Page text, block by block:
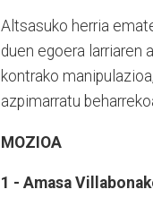
Altsasuko herria
duen egoera larriaren
kontrako
azpimarratu
MOZIOA
1 - Amasa